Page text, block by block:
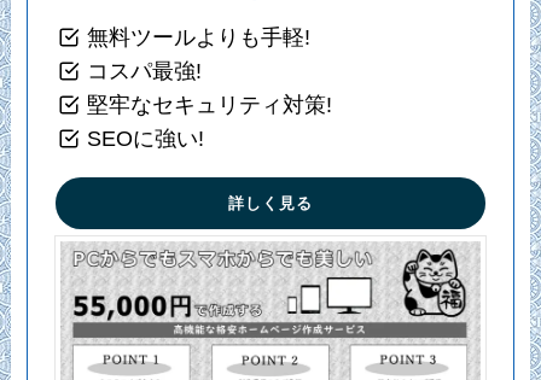
無料ツールよりも手軽!
コスパ最強!
堅牢なセキュリティ対策!
SEOに強い!
詳しく見る